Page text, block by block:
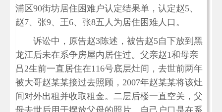
浦区90街坊居住困难户认定结果单，认定赵5、
赵7、张9、王6、张8五人为居住困难人口。
诉讼中，原告赵3陈述，被告赵5自下放到黑
龙江后未在系争房屋内居住过。父亲赵1和母亲
吕2生前一直居住在116号底层灶间，去世前两年
被大哥赵某某接过去照顾，2007年赵某某将该灶
间对外出租并收取租金。二层后楼一直空关，父
母去世后用于摆放父母的照片。自己户口是在系